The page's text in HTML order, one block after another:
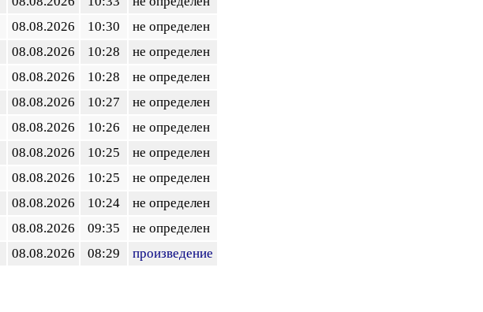
08.08.2026 10:30
не определен
08.08.2026 10:28
не определен
08.08.2026 10:28
не определен
08.08.2026 10:27
не определен
08.08.2026 10:26
не определен
08.08.2026 10:25
не определен
08.08.2026 10:25
не определен
08.08.2026 10:24
не определен
08.08.2026 09:35
не определен
08.08.2026 08:29 произведение